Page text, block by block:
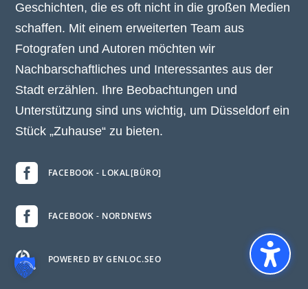
Geschichten, die es oft nicht in die großen Medien
schaffen. Mit einem erweiterten Team aus
Fotografen und Autoren möchten wir
Nachbarschaftliches und Interessantes aus der
Stadt erzählen. Ihre Beobachtungen und
Unterstützung sind uns wichtig, um Düsseldorf ein
Stück „Zuhause“ zu bieten.
 FACEBOOK - LOKAL[BÜRO]
 FACEBOOK - NORDNEWS
 POWERED BY GENLOC.SEO